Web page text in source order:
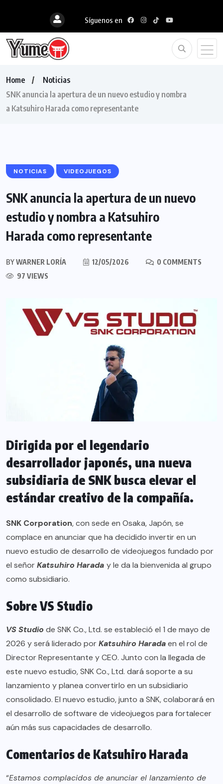
Síguenos en
Home
Noticias
SNK anuncia la apertura de un nuevo estudio y nombra
a Katsuhiro Harada como representante
NOTICIAS VIDEOJUEGOS
SNK anuncia la apertura de un nuevo
estudio y nombra a Katsuhiro
Harada como representante
BYWARNER LORÍA 12/05/2026
0 COMMENTS
97 VIEWS
Dirigida por el legendario
desarrollador japonés, una nueva
subsidiaria de SNK busca elevar el
estándar creativo de la compañía.
SNK Corporation, con sede en Osaka, Japón, se
complace en anunciar que ha decidido invertir en un
nuevo estudio de desarrollo de videojuegos fundado por
el señorKatsuhiro Harada y le da la bienvenida al grupo
como subsidiario.
Sobre VS Studio
VS Studio de SNK Co., Ltd. se estableció el 1 de mayo de
2026 y será liderado porKatsuhiro Haradaen el rol de
Director Representante y CEO. Junto con la llegada de
este nuevo estudio, SNK Co., Ltd. dará soporte a su
lanzamiento y planea convertirlo en un subsidiario
consolidado. El nuevo estudio, junto a SNK, colaborará en
el desarrollo de software de videojuegos para fortalecer
aún más sus capacidades de desarrollo.
Comentarios de Katsuhiro Harada
“Estamos complacidos de anunciar el lanzamiento de